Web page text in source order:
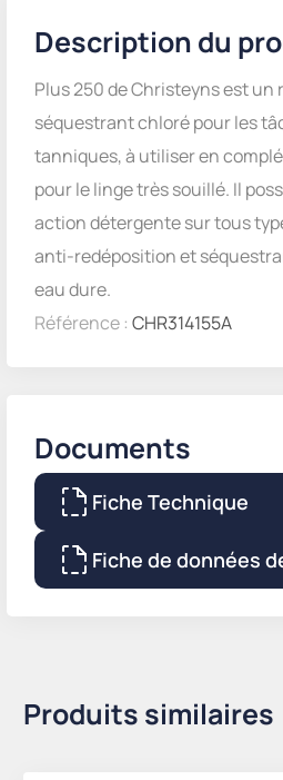
Description du
Plus 250 de Christeyns est
séquestrant chloré pour les
tanniques, à utiliser en
pour le linge très souillé. Il
action détergente sur tous
anti-redéposition et
eau dure.
Référence : CHR314155A
Documents
Fiche Technique
Fiche de données
Produits similaires